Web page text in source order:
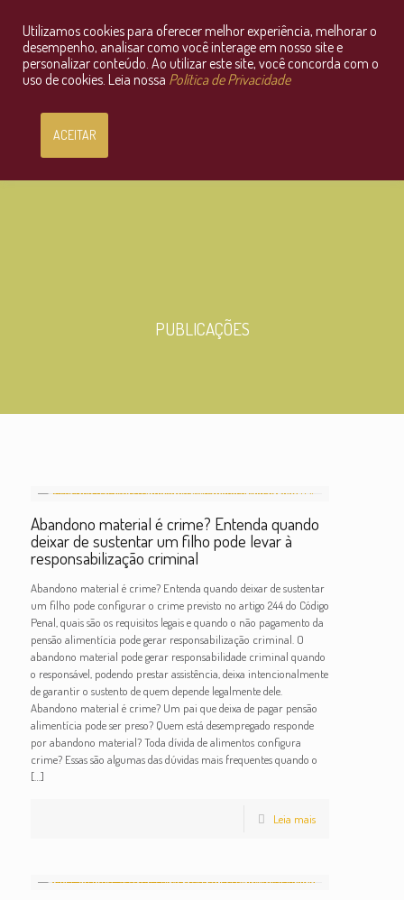
Consultoria Jurídica OnLine
PUBLICAÇÕES
Abandono material é crime? Entenda quando
deixar de sustentar um filho pode levar à
responsabilização criminal
Abandono material é crime? Entenda quando deixar de sustentar
um filho pode configurar o crime previsto no artigo 244 do Código
Penal, quais são os requisitos legais e quando o não pagamento da
pensão alimentícia pode gerar responsabilização criminal. O
abandono material pode gerar responsabilidade criminal quando
o responsável, podendo prestar assistência, deixa intencionalmente
de garantir o sustento de quem depende legalmente dele.
Abandono material é crime? Um pai que deixa de pagar pensão
alimentícia pode ser preso? Quem está desempregado responde
por abandono material? Toda dívida de alimentos configura
crime? Essas são algumas das dúvidas mais frequentes quando o
[…]
Leia mais
Utilizamos cookies para oferecer melhor experiência, melhorar o
desempenho, analisar como você interage em nosso site e
personalizar conteúdo. Ao utilizar este site, você concorda com o
uso de cookies. Leia nossa Política de Privacidade
ACEITAR